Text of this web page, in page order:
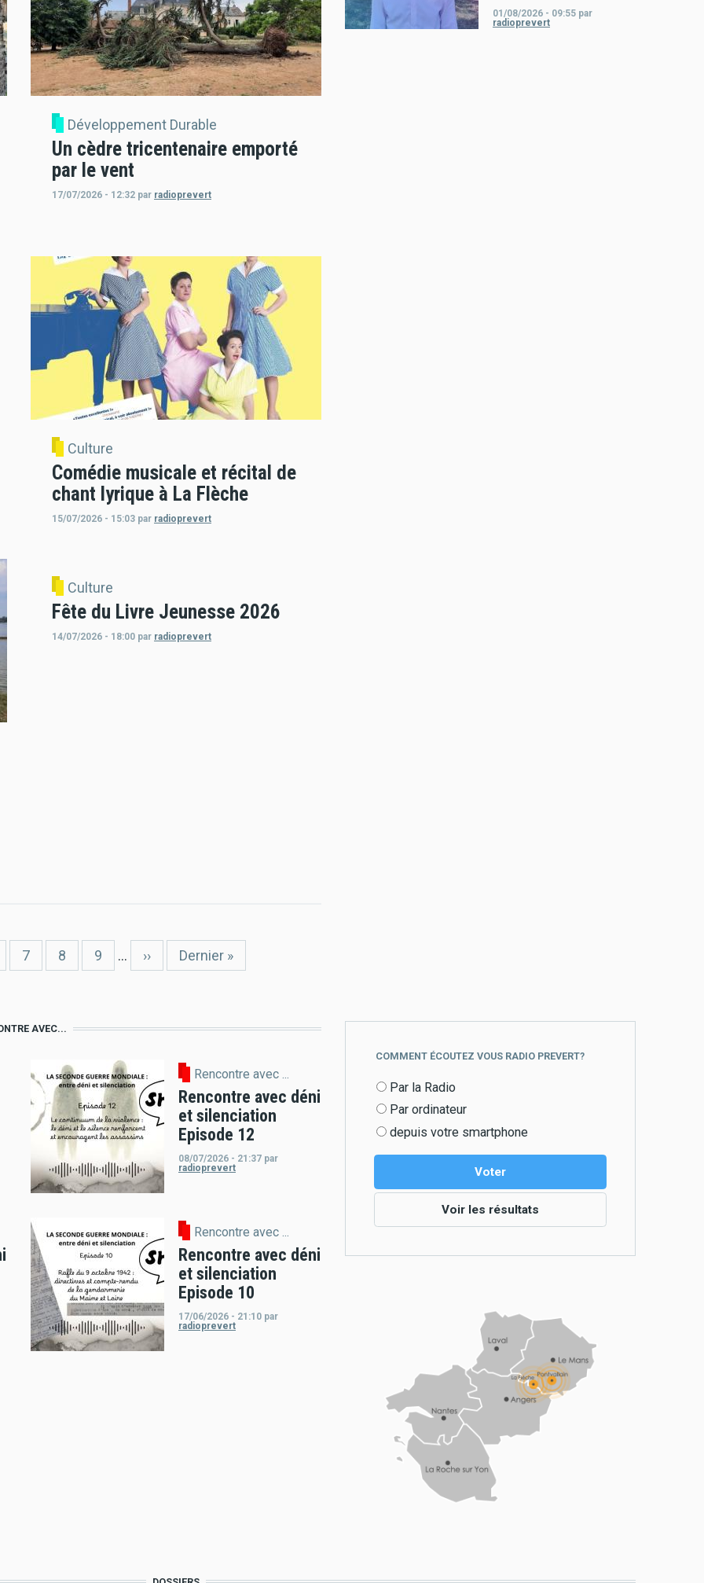
Développement Durable
Un cèdre tricentenaire emporté
par le vent
17/07/2026 - 12:32 par radioprevert
Culture
Comédie musicale et récital de
chant lyrique à La Flèche
15/07/2026 - 15:03 par radioprevert
Culture
Fête du Livre Jeunesse 2026
14/07/2026 - 18:00 par radioprevert
Page
7 Page
8 Page
9 …
Page
››
Dernière
Dernier »
01/08/2026 - 09:55 par
radioprevert
AVEC...
Rencontre avec ...
Rencontre avec déni
et silenciation
Episode 12
08/07/2026 - 21:37 par
radioprevert
Rencontre avec ...
Rencontre avec déni
et silenciation
Episode 10
17/06/2026 - 21:10 par
radioprevert
COMMENT ÉCOUTEZ VOUS RADIO PREVERT?
Choix
Par la Radio
Par ordinateur
depuis votre smartphone